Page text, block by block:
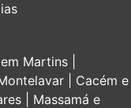
Martins |
| Cacém e
| Massamá e